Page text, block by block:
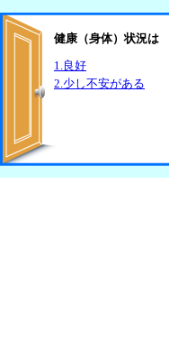
健康（身体）状況は
1.良好
2.少し不安がある